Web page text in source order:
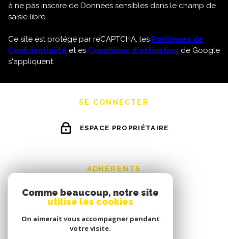
à ne pas inscrire de Données sensibles dans le champ de
saisie libre.
Ce site est protégé par reCAPTCHA, les Politiques de
Confidentialité et es Conditions d'utilisation de Google
s'appliquent.
SE CONNECTER
ESPACE PROPRIÉTAIRE
ADHÉRENTS
Comme beaucoup, notre site
utilise les cookies
On aimerait vous accompagner pendant
votre visite.